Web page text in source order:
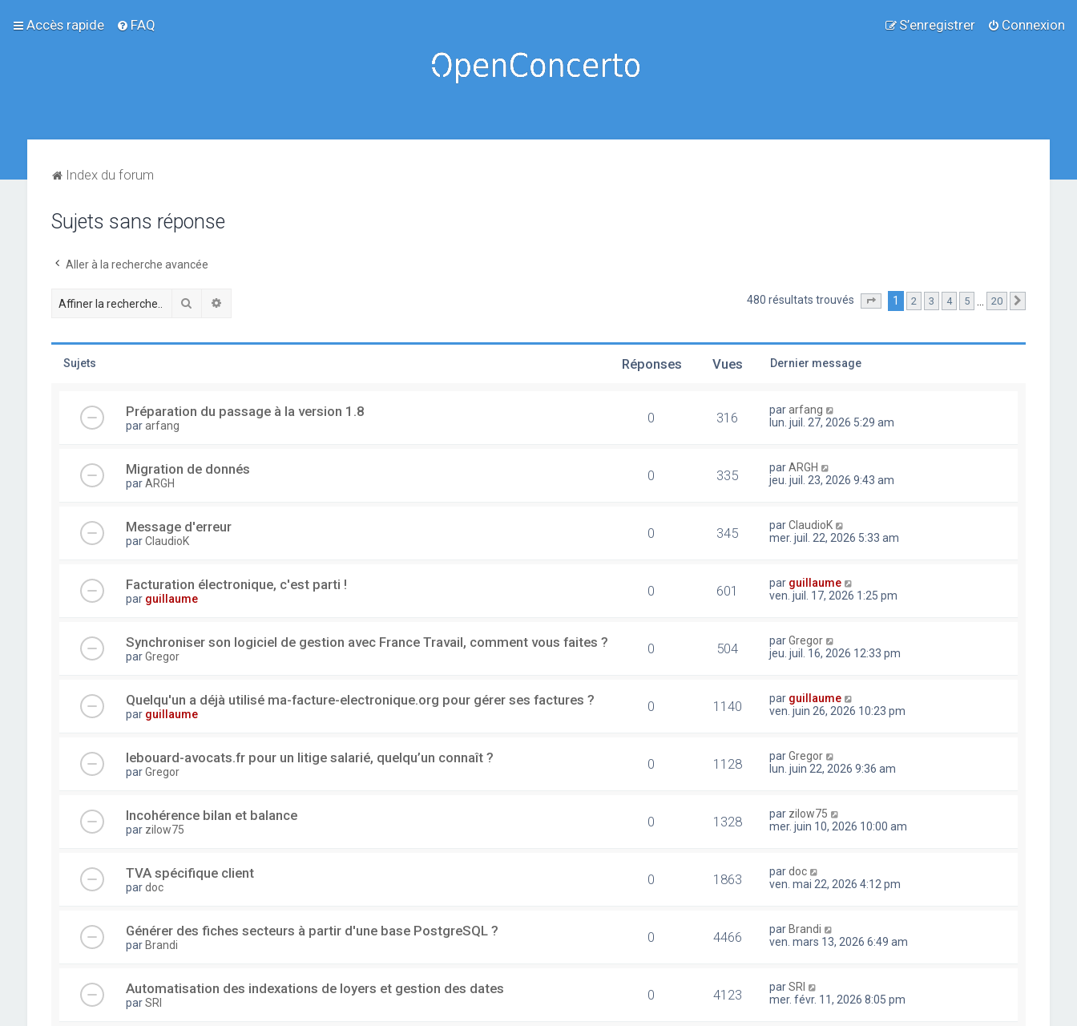
Accès rapide FAQ Connexion
S’enregistrer
Index du forum
Sujets sans réponse
Aller à la recherche avancée
Rechercher 480 résultats trouvés Page sur 20
1 2 3 4 5 20
Sujets Réponses Vues Dernier message
Préparation du passage à la version 1.8
pararfang 0 316 pararfang
lun. juil. 27, 2026 5:29 am
Migration de donnés
parARGH 0 335 parARGH
jeu. juil. 23, 2026 9:43 am
Message d'erreur
parClaudioK 0 345 parClaudioK
mer. juil. 22, 2026 5:33 am
Facturation électronique, c'est parti !
par guillaume 0 601 par guillaume
ven. juil. 17, 2026 1:25 pm
Synchroniser son logiciel de gestion avec France Travail, comment vous faites ?
parGregor 0 504 parGregor
jeu. juil. 16, 2026 12:33 pm
Quelqu'un a déjà utilisé ma-facture-electronique.org pour gérer ses factures ?
par guillaume 0 1140 par guillaume
ven. juin 26, 2026 10:23 pm
lebouard-avocats.fr pour un litige salarié, quelqu’un connaît ?
parGregor 0 1128 parGregor
lun. juin 22, 2026 9:36 am
Incohérence bilan et balance
par zilow75 0 1328 par zilow75
mer. juin 10, 2026 10:00 am
TVA spécifique client
pardoc 0 1863 pardoc
ven. mai 22, 2026 4:12 pm
Générer des fiches secteurs à partir d'une base PostgreSQL ?
par Brandi 0 4466 par Brandi
ven. mars 13, 2026 6:49 am
Automatisation des indexations de loyers et gestion des dates
parSRI 0 4123 parSRI
mer. févr. 11, 2026 8:05 pm